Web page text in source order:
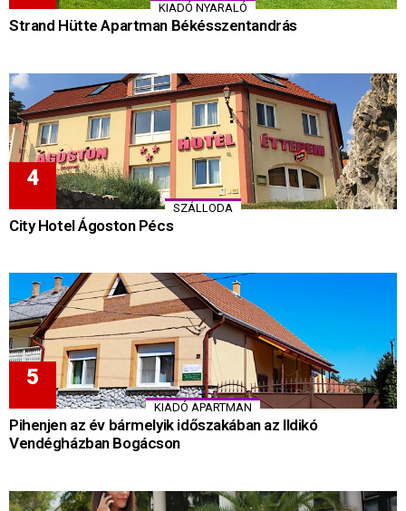
KIADÓ NYARALÓ
Strand Hütte Apartman Békésszentandrás
SZÁLLODA
City Hotel Ágoston Pécs
KIADÓ APARTMAN
Pihenjen az év bármelyik időszakában az Ildikó
Vendégházban Bogácson